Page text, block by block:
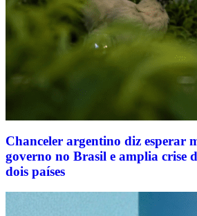
Chanceler argentino diz esperar
governo no Brasil e amplia crise
dois países